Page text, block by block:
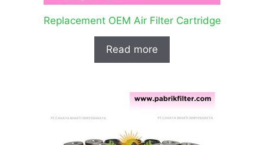
Replacement OEM Air Filter Cartridge
Read more